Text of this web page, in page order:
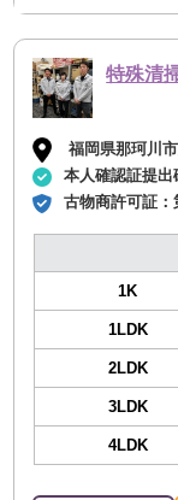
福岡県那珂川
本人確認証提出
古物商許可証：
1K
1LDK
2LDK
3LDK
4LDK